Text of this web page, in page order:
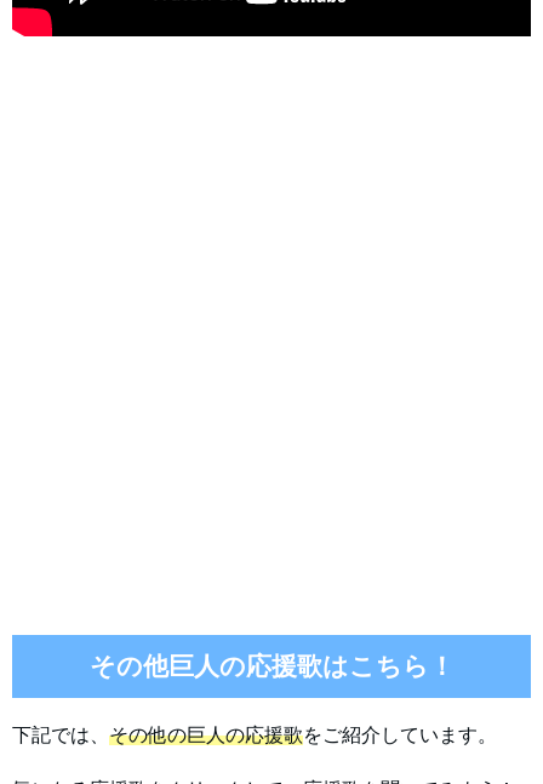
その他巨人の応援歌はこちら！
下記では、 その他の巨人の応援歌をご紹介しています。